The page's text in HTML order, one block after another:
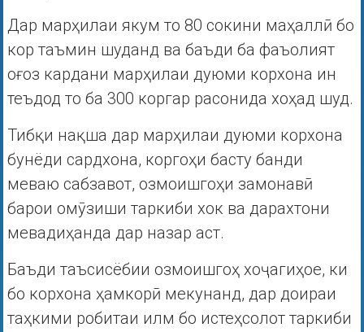
Дар марҳилаи якум то 80 сокини маҳаллӣ бо
кор таъмин шуданд ва баъди ба фаъолият
оғоз кардани марҳилаи дуюми корхона ин
теъдод то ба 300 коргар расонида хоҳад шуд.
Тибқи нақша дар марҳилаи дуюми корхона
бунёди сардхона, коргоҳи басту банди
меваю сабзавот, озмоишгоҳи замонавӣ
барои омӯзиши таркиби хок ва дарахтони
мевадиҳанда дар назар аст.
Баъди таъсисёбии озмоишгоҳ хоҷагиҳое, ки
бо корхона ҳамкорӣ мекунанд, дар доираи
таҳкими робитаи илм бо истеҳсолот таркиби